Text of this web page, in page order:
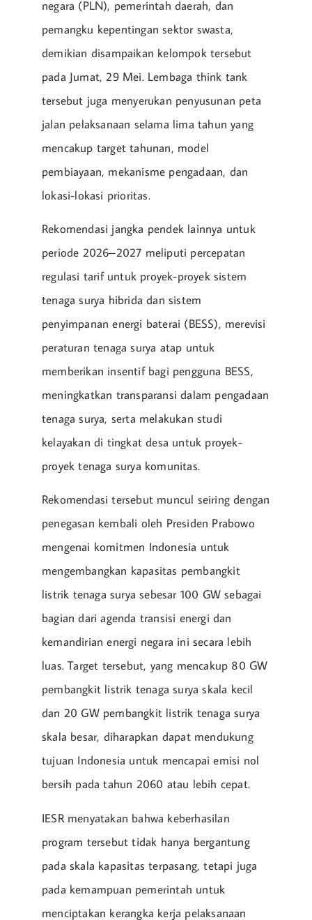
negara (PLN), pemerintah daerah, dan
pemangku kepentingan sektor swasta,
demikian disampaikan kelompok tersebut
pada Jumat, 29 Mei. Lembaga think tank
tersebut juga menyerukan penyusunan peta
jalan pelaksanaan selama lima tahun yang
mencakup target tahunan, model
pembiayaan, mekanisme pengadaan, dan
lokasi-lokasi prioritas.
Rekomendasi jangka pendek lainnya untuk
periode 2026–2027 meliputi percepatan
regulasi tarif untuk proyek-proyek sistem
tenaga surya hibrida dan sistem
penyimpanan energi baterai (BESS), merevisi
peraturan tenaga surya atap untuk
memberikan insentif bagi pengguna BESS,
meningkatkan transparansi dalam pengadaan
tenaga surya, serta melakukan studi
kelayakan di tingkat desa untuk proyek-
proyek tenaga surya komunitas.
Rekomendasi tersebut muncul seiring dengan
penegasan kembali oleh Presiden Prabowo
mengenai komitmen Indonesia untuk
mengembangkan kapasitas pembangkit
listrik tenaga surya sebesar 100 GW sebagai
bagian dari agenda transisi energi dan
kemandirian energi negara ini secara lebih
luas. Target tersebut, yang mencakup 80 GW
pembangkit listrik tenaga surya skala kecil
dan 20 GW pembangkit listrik tenaga surya
skala besar, diharapkan dapat mendukung
tujuan Indonesia untuk mencapai emisi nol
bersih pada tahun 2060 atau lebih cepat.
IESR menyatakan bahwa keberhasilan
program tersebut tidak hanya bergantung
pada skala kapasitas terpasang, tetapi juga
pada kemampuan pemerintah untuk
menciptakan kerangka kerja pelaksanaan